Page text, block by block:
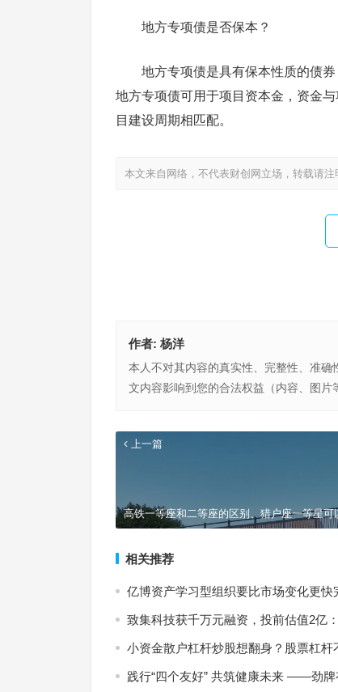
地方专项债是否保本？
地方专项债是具有保本性质的债
地方专项债可用于项目资本金，资金
目建设周期相匹配。
本文来自网络，不代表财创网立场，转载请注
作者: 杨洋
本人不对其内容的真实性、完整性、准
文内容影响到您的合法权益（内容、图片
上一篇
高铁一等座和二等座的区别、猎户座一等星可
相关推荐
亿博资产学习型组织要比市场变化更快
致集科技获千万元融资，投前估值2亿
小资金散户杠杆炒股想翻身？股票杠杆
践行“四个友好” 共筑健康未来 ——劲